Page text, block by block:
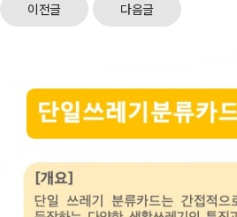
이전글 다음글